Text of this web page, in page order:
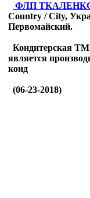
ФЛП
Country / City,
Первомайский.
Кондитерская
является
конд
(06-23-2018)